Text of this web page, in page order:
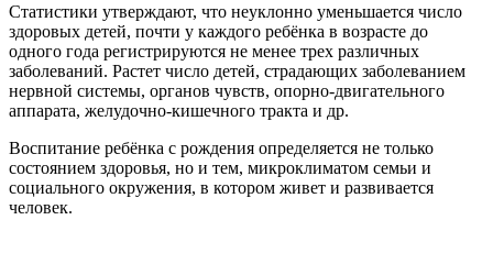
Статистики утверждают, что неуклонно уменьшается число
здоровых детей, почти у каждого ребёнка в возрасте до
одного года регистрируются не менее трех различных
заболеваний. Растет число детей, страдающих заболеванием
нервной системы, органов чувств, опорно-двигательного
аппарата, желудочно-кишечного тракта и др.
Воспитание ребёнка с рождения определяется не только
состоянием здоровья, но и тем, микроклиматом семьи и
социального окружения, в котором живет и развивается
человек.